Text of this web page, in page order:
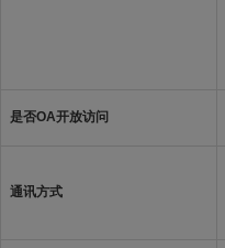
是否OA开放访问
通讯方式